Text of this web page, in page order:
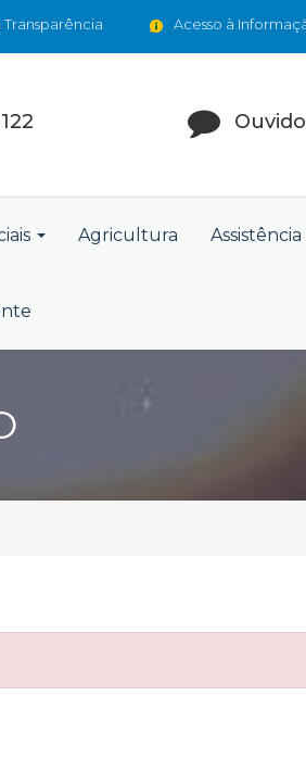
Acesso à
Agricultura Assistência